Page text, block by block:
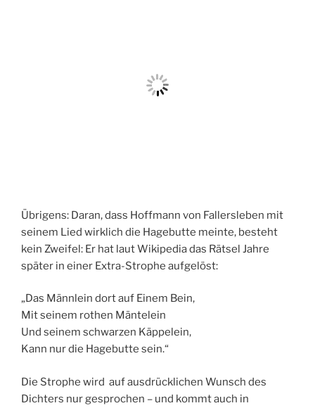
Übrigens: Daran, dass Hoffmann von Fallersleben mit
seinem Lied wirklich die Hagebutte meinte, besteht
kein Zweifel: Er hat laut Wikipedia das Rätsel Jahre
später in einer Extra-Strophe aufgelöst:
„Das Männlein dort auf Einem Bein,
Mit seinem rothen Mäntelein
Und seinem schwarzen Käppelein,
Kann nur die Hagebutte sein.“
Die Strophe wird auf ausdrücklichen Wunsch des
Dichters nur gesprochen – und kommt auch in